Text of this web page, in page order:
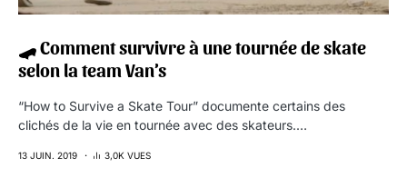
🛹 Comment survivre à une tournée de skate
selon la team Van’s
“How to Survive a Skate Tour” documente certains des
clichés de la vie en tournée avec des skateurs.…
13 JUIN. 2019 3,0K VUES